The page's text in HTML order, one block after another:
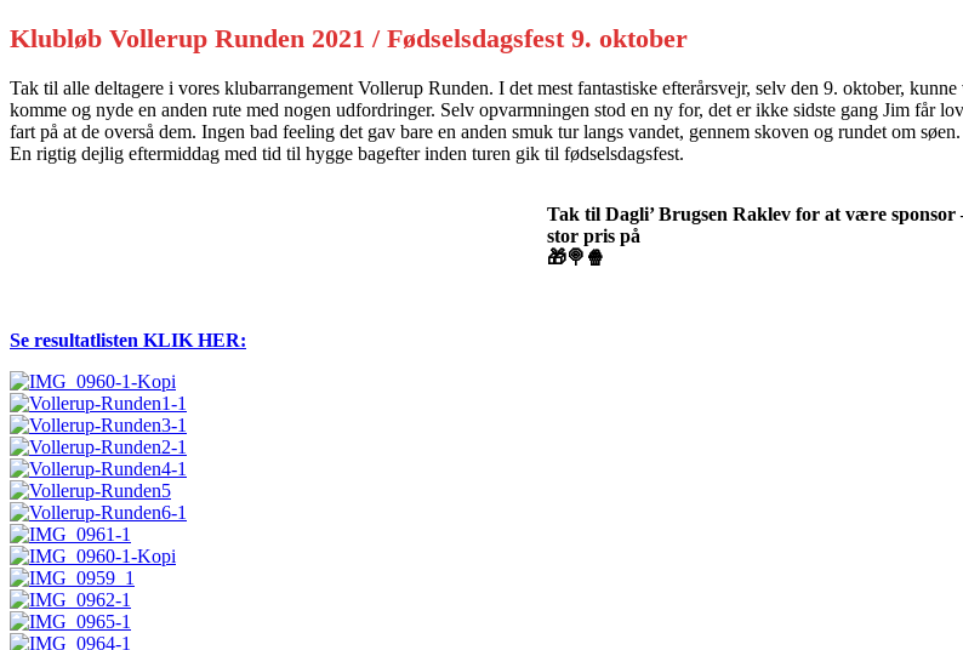
Klubløb Vollerup Runden 2021 / Fødselsdagsfest 9. oktober
Tak til alle deltagere i vores klubarrangement Vollerup Runden. I det mest fantastiske efterårsvejr, selv den 9. oktober,
komme og nyde en anden rute med nogen udfordringer. Selv opvarmningen stod en ny for, det er ikke sidste gang Jim får
fart på at de overså dem. Ingen bad feeling det gav bare en anden smuk tur langs vandet, gennem skoven og rundet om søen.
En rigtig dejlig eftermiddag med tid til hygge bagefter inden turen gik til fødselsdagsfest.
Tak til Dagli’ Brugsen Raklev for at være sponsor
stor pris på
🎁🍭🍿
Se resultatlisten KLIK HER: